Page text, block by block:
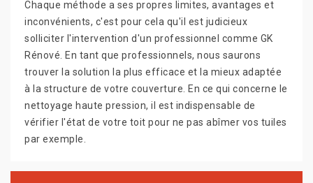
Chaque méthode a ses propres limites, avantages et
inconvénients, c'est pour cela qu'il est judicieux
solliciter l'intervention d'un professionnel comme GK
Rénové. En tant que professionnels, nous saurons
trouver la solution la plus efficace et la mieux adaptée
à la structure de votre couverture. En ce qui concerne le
nettoyage haute pression, il est indispensable de
vérifier l'état de votre toit pour ne pas abîmer vos tuiles
par exemple.